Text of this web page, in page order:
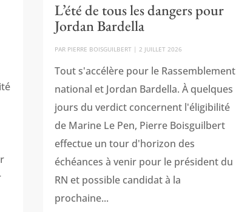
L’été de tous les dangers pour
Jordan Bardella
PAR PIERRE BOISGUILBERT| 2 JUILLET 2026
Tout s'accélère pour le Rassemblement
national et Jordan Bardella. À quelques
jours du verdict concernent l'éligibilité
de Marine Le Pen, Pierre Boisguilbert
effectue un tour d'horizon des
échéances à venir pour le président du
RN et possible candidat à la
prochaine...